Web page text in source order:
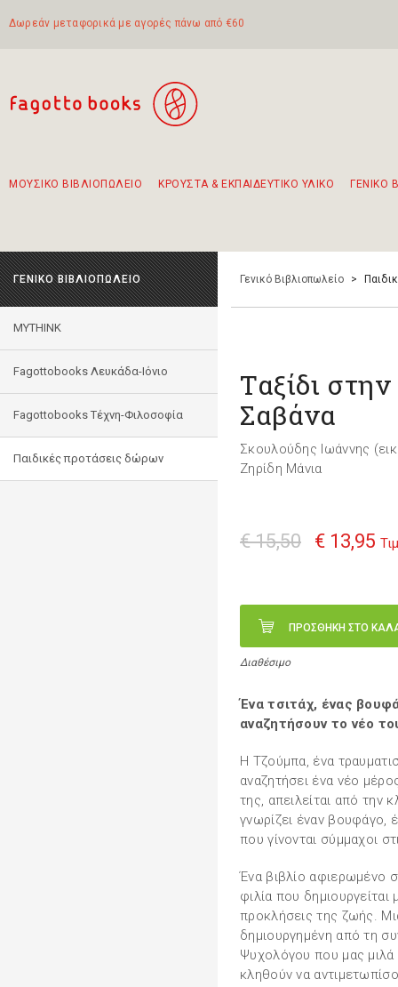
Δωρεάν μεταφορικά με αγορές πάνω από €60
ΜΟΥΣΙΚΟ ΒΙΒΛΙΟΠΩΛΕΙΟ ΚΡΟΥΣΤΑ & ΕΚΠΑΙΔΕΥΤΙΚΟ ΥΛΙΚΟ ΓΕΝΙΚΟ
ΓΕΝΙΚΟ ΒΙΒΛΙΟΠΩΛΕΙΟ
MYTHINK
Fagottobooks Λευκάδα-Ιόνιο
Fagottobooks Τέχνη-Φιλοσοφία
Παιδικές προτάσεις δώρων
Γενικό Βιβλιοπωλείο >
Ταξίδι
Σαβάνα
Σκουλούδης Ιωάννης
Ζηρίδη Μάνια
€ 15,50 € 13,95
ΠΡΟΣΘΗΚΗ ΣΤΟ
Διαθέσιμο
Ένα τσιτάχ, ένας
αναζητήσουν το νέο
Η Τζούμπα, ένα
αναζητήσει ένα νέο
της, απειλείται από την
γνωρίζει έναν βουφάγο,
που γίνονται σύμμαχοι
Ένα βιβλίο αφιερωμένο
φιλία που δημιουργείται
προκλήσεις της ζωής.
δημιουργημένη από τη
Ψυχολόγου που μας μιλά
κληθούν να